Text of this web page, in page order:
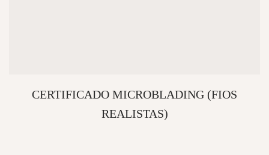
CERTIFICADO MICROBLADING (FIOS
REALISTAS)